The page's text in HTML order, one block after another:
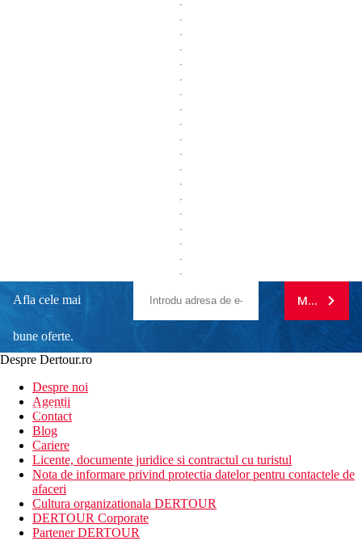
Afla cele mai
bune oferte.
newsletter!
MA
Despre Dertour.ro
Despre noi
Agentii
Contact
Blog
Cariere
Licente, documente juridice si contractul cu turistul
Nota de informare privind protectia datelor pentru contactele de
afaceri
Cultura organizationala DERTOUR
DERTOUR Corporate
Partener DERTOUR